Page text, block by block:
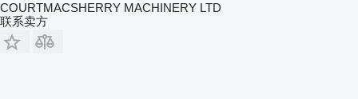
COURTMACSHERRY MACHINERY LTD
联系卖方